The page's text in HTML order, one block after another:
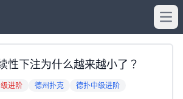
性下注为什么越来越小了？
进阶 德州扑克 德扑中级进阶